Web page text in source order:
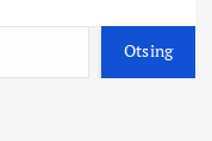
Otsing